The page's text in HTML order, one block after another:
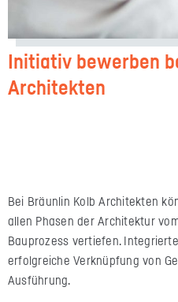
Initiativ bewerben
Architekten
Bei Bräunlin Kolb Architekten
allen Phasen der Architektur
Bauprozess vertiefen.
erfolgreiche Verknüpfung von
Ausführung.